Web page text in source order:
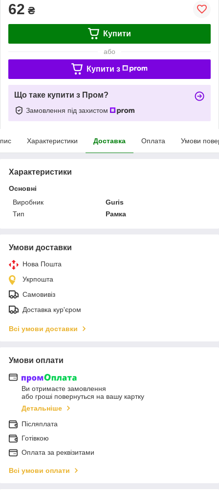
62 ₴
Купити
або
Купити з
Що таке купити з Пром?
Замовлення під захистом
Характеристики Доставка Оплата Умови
Характеристики
Основні
Виробник
Guris
Тип
Рамка
Умови доставки
Нова Пошта
Укрпошта
Самовивіз
Доставка кур'єром
Всі умови доставки
Умови оплати
Ви отримаєте замовлення
або гроші повернуться на вашу картку
Детальніше
Післяплата
Готівкою
Оплата за реквізитами
Всі умови оплати